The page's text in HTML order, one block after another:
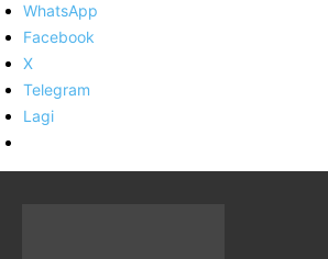
WhatsApp
Facebook
X
Telegram
Lagi